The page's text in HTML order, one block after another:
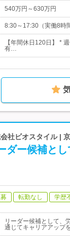
540万円～630万円
8:30～17:30（実働8時
【年間休日120日】 *
有…
社ビオスタイル |
ダー候補と
転勤なし 学歴
リーダー候補として、
通じてキャリアアップ